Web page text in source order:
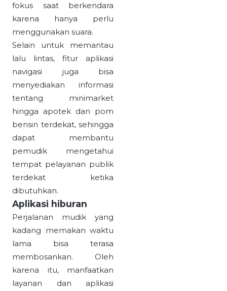
fokus saat berkendara
karena hanya perlu
menggunakan suara.
Selain untuk memantau
lalu lintas, fitur aplikasi
navigasi juga bisa
menyediakan informasi
tentang minimarket
hingga apotek dan pom
bensin terdekat, sehingga
dapat membantu
pemudik mengetahui
tempat pelayanan publik
terdekat ketika
dibutuhkan.
Aplikasi hiburan
Perjalanan mudik yang
kadang memakan waktu
lama bisa terasa
membosankan. Oleh
karena itu, manfaatkan
layanan dan aplikasi